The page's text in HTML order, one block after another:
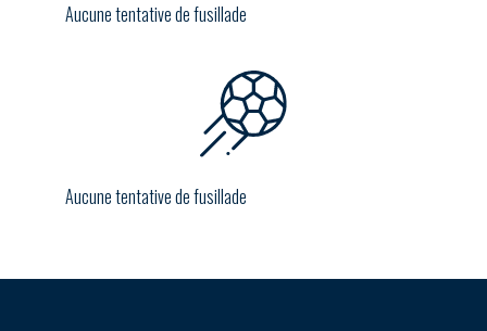
Aucune tentative de fusillade
Aucune tentative de fusillade